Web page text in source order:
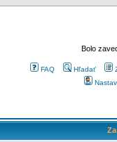
Bolo
FAQ Hľadať